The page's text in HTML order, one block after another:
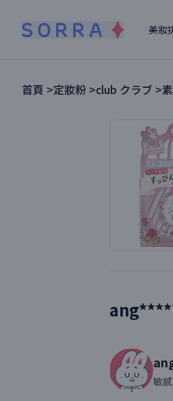
美妝
首頁 >定妝粉 >club クラブ >
敏